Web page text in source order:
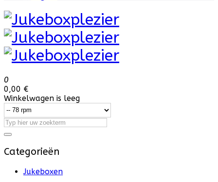
0
0,00 €
Winkelwagen is leeg
Categorieën
Jukeboxen